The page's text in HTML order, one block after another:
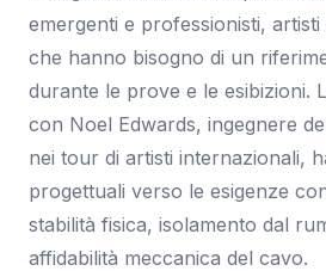
emergenti e professionisti,
che hanno bisogno di un
durante le prove e le esibizioni.
con Noel Edwards, ingegnere
nei tour di artisti internazionali,
progettuali verso le esigenze
stabilità fisica, isolamento dal
affidabilità meccanica del cavo.